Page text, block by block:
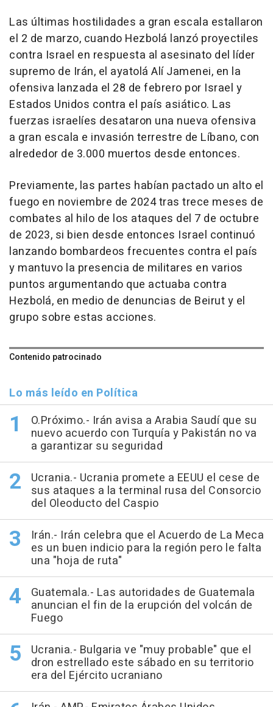
Las últimas hostilidades a gran escala estallaron
el 2 de marzo, cuando Hezbolá lanzó proyectiles
contra Israel en respuesta al asesinato del líder
supremo de Irán, el ayatolá Alí Jamenei, en la
ofensiva lanzada el 28 de febrero por Israel y
Estados Unidos contra el país asiático. Las
fuerzas israelíes desataron una nueva ofensiva
a gran escala e invasión terrestre de Líbano, con
alrededor de 3.000 muertos desde entonces.
Previamente, las partes habían pactado un alto el
fuego en noviembre de 2024 tras trece meses de
combates al hilo de los ataques del 7 de octubre
de 2023, si bien desde entonces Israel continuó
lanzando bombardeos frecuentes contra el país
y mantuvo la presencia de militares en varios
puntos argumentando que actuaba contra
Hezbolá, en medio de denuncias de Beirut y el
grupo sobre estas acciones.
Contenido patrocinado
Lo más leído en Política
O.Próximo.- Irán avisa a Arabia Saudí que su
nuevo acuerdo con Turquía y Pakistán no va
a garantizar su seguridad
Ucrania.- Ucrania promete a EEUU el cese de
sus ataques a la terminal rusa del Consorcio
del Oleoducto del Caspio
Irán.- Irán celebra que el Acuerdo de La Meca
es un buen indicio para la región pero le falta
una "hoja de ruta"
Guatemala.- Las autoridades de Guatemala
anuncian el fin de la erupción del volcán de
Fuego
Ucrania.- Bulgaria ve "muy probable" que el
dron estrellado este sábado en su territorio
era del Ejército ucraniano